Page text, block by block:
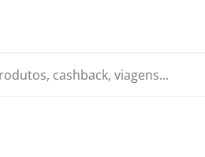
cashback, viagens...